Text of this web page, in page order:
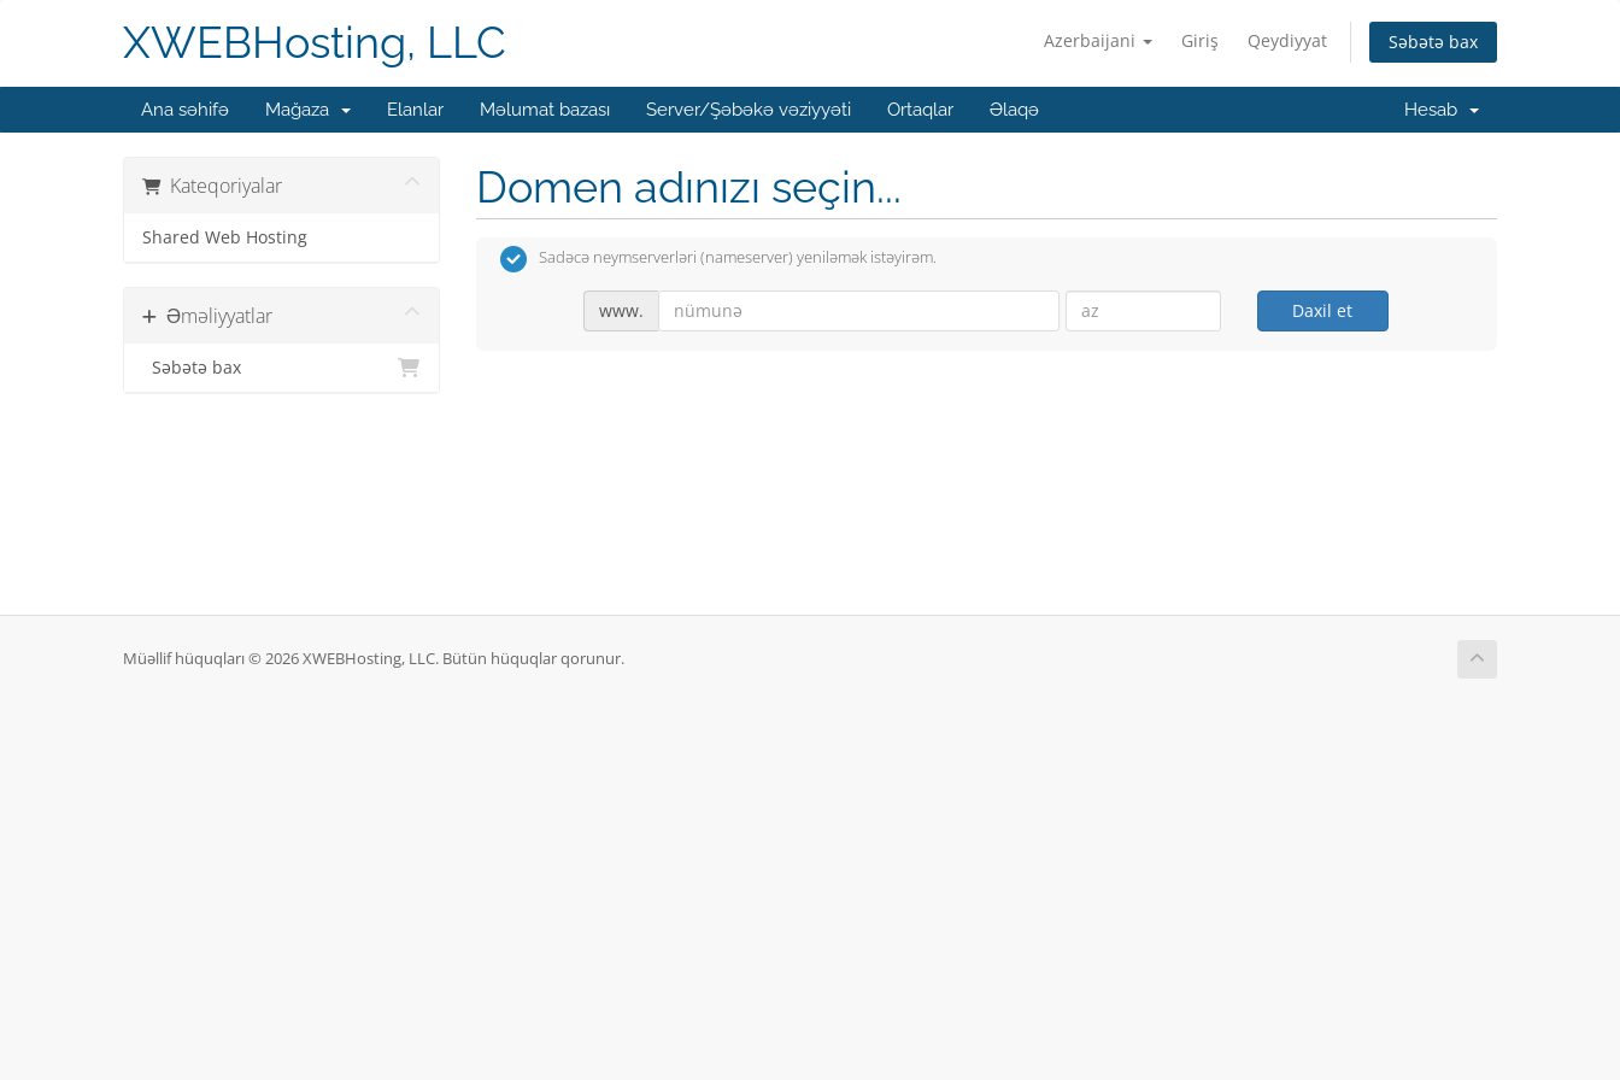
Azerbaijani Giriş Qeydiyyat Səbətə bax
XWEBHosting, LLC
Ana səhifə Mağaza Elanlar Məlumat bazası Server/Şəbəkə vəziyyəti Ortaqlar Əlaqə Hesab
Kateqoriyalar
Shared Web Hosting
Əməliyyatlar
Səbətə bax
Domen adınızı seçin...
Sadəcə neymserverləri (nameserver) yeniləmək istəyirəm.
www. Daxil et
Müəllif hüquqları © 2026 XWEBHosting, LLC. Bütün hüquqlar qorunur.